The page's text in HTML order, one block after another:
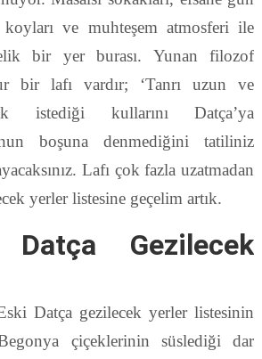
koyları ve muhteşem atmosferi ile
bir yer burası. Yunan filozof
bir lafı vardır; ‘Tanrı uzun ve
istediği kullarını Datça’ya
boşuna denmediğini tatiliniz
Lafı çok fazla uzatmadan
yerler listesine geçelim artık.
Gezilecek
Datça gezilecek yerler listesinin
çiçeklerinin süslediği dar